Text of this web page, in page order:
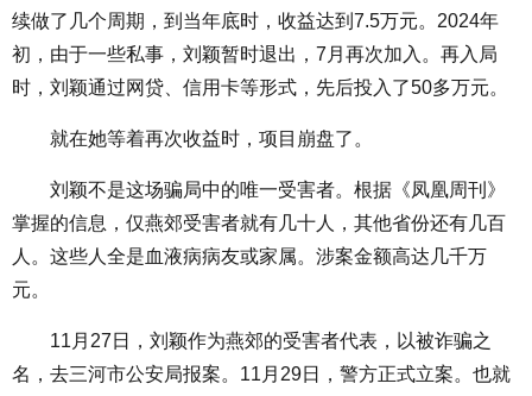
续做了几个周期，到当年底时，收益达到7.5万元。2024年
初，由于一些私事，刘颖暂时退出，7月再次加入。再入局
时，刘颖通过网贷、信用卡等形式，先后投入了50多万元。
就在她等着再次收益时，项目崩盘了。
刘颖不是这场骗局中的唯一受害者。根据《凤凰周刊》
掌握的信息，仅燕郊受害者就有几十人，其他省份还有几百
人。这些人全是血液病病友或家属。涉案金额高达几千万
元。
11月27日，刘颖作为燕郊的受害者代表，以被诈骗之
名，去三河市公安局报案。11月29日，警方正式立案。也就